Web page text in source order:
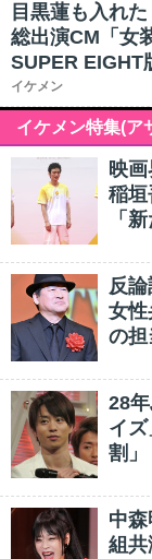
目黒蓮も入れ
総出演CM「女
SUPER EIGHT
イケメン
イケメン特集(ア
映
稲垣
「
反
女性
の担
28
イ
割」
中
組